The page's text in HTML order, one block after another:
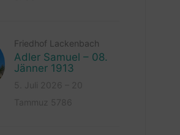
Friedhof Lackenbach
Adler Samuel – 08.
Jänner 1913